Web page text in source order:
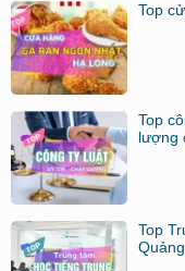
Top
Top
lượng
Top